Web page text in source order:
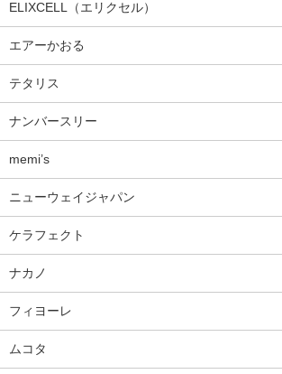
ELIXCELL（エリクセル）
エアーかおる
テタリス
ナンバースリー
memi’s
ニューウェイジャパン
ケラフェクト
ナカノ
フィヨーレ
ムコタ